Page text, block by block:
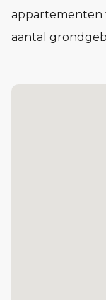
appartementen
aantal
kent, nog voor